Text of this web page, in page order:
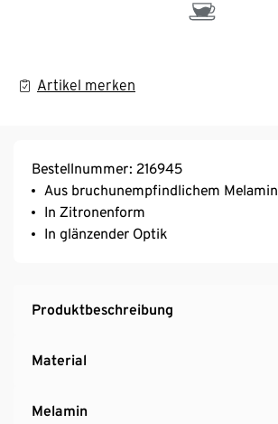
Artikel merken
Bestellnummer: 216945
Aus bruchunempfindlichem Melamin
In Zitronenform
In glänzender Optik
Produktbeschreibung
Material
Melamin